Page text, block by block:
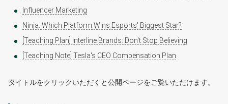
Influencer Marketing
Ninja: Which Platform Wins Esports' Biggest Star?
[Teaching Plan] Interline Brands: Don't Stop Believing
[Teaching Note] Tesla's CEO Compensation Plan
タイトルをクリックいただくと公開ページをご覧いただけます。